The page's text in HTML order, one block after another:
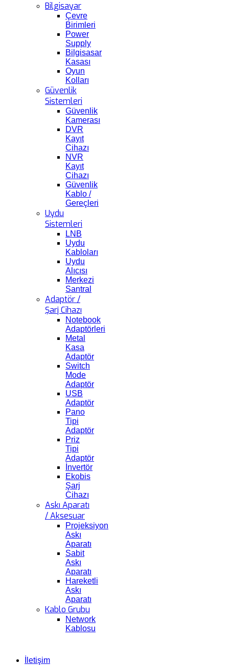
Bilgisayar
Çevre
Birimleri
Power
Supply
Bilgisasar
Kasası
Oyun
Kolları
Güvenlik
Sistemleri
Güvenlik
Kamerası
DVR
Kayıt
Cihazı
NVR
Kayıt
Cihazı
Güvenlik
Kablo /
Gereçleri
Uydu
Sistemleri
LNB
Uydu
Kabloları
Uydu
Alıcısı
Merkezi
Santral
Adaptör /
Şarj Cihazı
Notebook
Adaptörleri
Metal
Kasa
Adaptör
Switch
Mode
Adaptör
USB
Adaptör
Pano
Tipi
Adaptör
Priz
Tipi
Adaptör
İnvertör
Ekobis
Şarj
Cihazı
Askı Aparatı
/ Aksesuar
Projeksiyon
Askı
Aparatı
Sabit
Askı
Aparatı
Hareketli
Askı
Aparatı
Kablo Grubu
Network
Kablosu
İletişim